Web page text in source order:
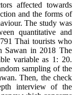
affected towards
and the forms of
The study was
quantitative and
Thai tourists who
Sawan in 2018 The
variable as 1: 20.
sampling of the
Then, the check
interview of the